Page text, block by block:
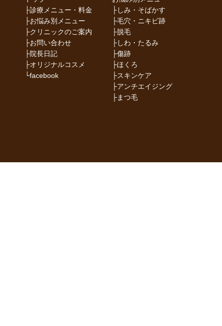
├診療メニュー・料金
├お悩み別メニュー
├クリニックのご案内
├お問い合わせ
├院長日記
├オリジナルコスメ
└facebook
├しみ・そばかす
├毛穴・ニキビ跡
├脱毛
├しわ・たるみ
├傷跡
├ほくろ
├スキンケア
├アンチエイジング
├まつ毛